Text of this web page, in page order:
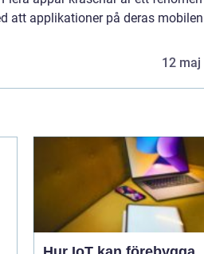
att applikationer på deras
12 maj